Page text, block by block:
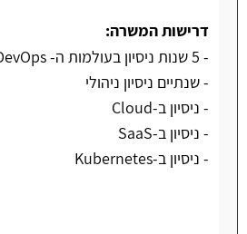
דרישות המשרה:
- 5 שנות ניסיון בעולמות ה- DevOps
- שנתיים ניסיון ניהולי
- ניסיון ב-Cloud
- ניסיון ב-SaaS
- ניסיון ב-Kubernetes